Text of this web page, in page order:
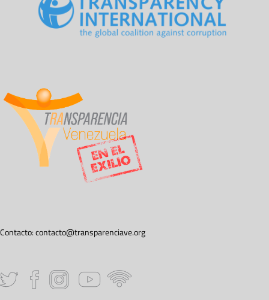
Contacto:contacto@transparenciave.org